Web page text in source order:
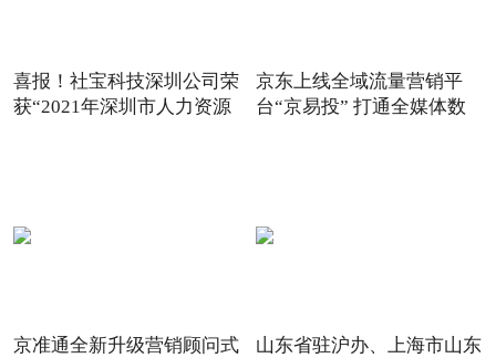
喜报！社宝科技深圳公司荣
获“2021年深圳市人力资源
京东上线全域流量营销平
台“京易投” 打通全媒体数
京准通全新升级营销顾问式
山东省驻沪办、上海市山东